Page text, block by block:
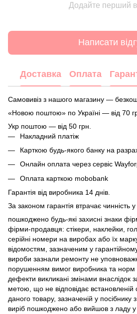
Додайте перший
Написати
Доставка Оплата
Самовивіз з нашого магазину —
«Новою поштою» по Україні — від 70
Укр поштою — від 50 грн.
Накладний платіж
Карткою будь-якого банку на
Онлайн оплата через сервіс
Оплата карткою mobobank
Гарантія від виробника 14 днів.
За законом гарантія втрачає чинність
пошкоджено будь-які захисні знаки
фірми-продавця: стікери, наклейки,
серійні номери на виробах або їх
відомостям, зазначеним у
вироби зазнали ремонту не
порушенням вимог виробника та норм
дефекти викликані змінами внаслідок
метою, що не відповідає встановленій
даного товару, зазначеній у посібнику з
виріб пошкоджено або вийшов з ладу